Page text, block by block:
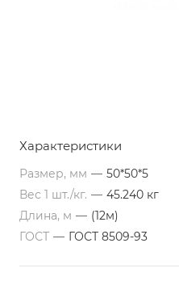
Характеристики
Размер, мм — 50*50*5
Вес 1 шт./кг. — 45.240 кг
Длина, м — (12м)
ГОСТ — ГОСТ 8509-93